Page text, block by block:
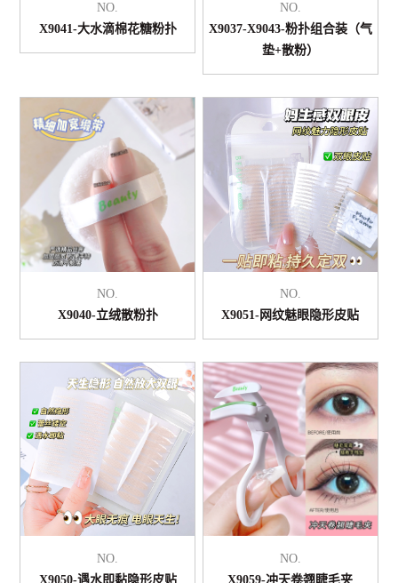
NO.
X9041-大水滴棉花糖粉扑
NO.
X9037-X9043-粉扑组合装（气
垫+散粉）
NO.
X9040-立绒散粉扑
NO.
X9051-网纹魅眼隐形皮贴
NO.
X9050-遇水即黏隐形皮贴
NO.
X9059-冲天卷翘睫毛夹